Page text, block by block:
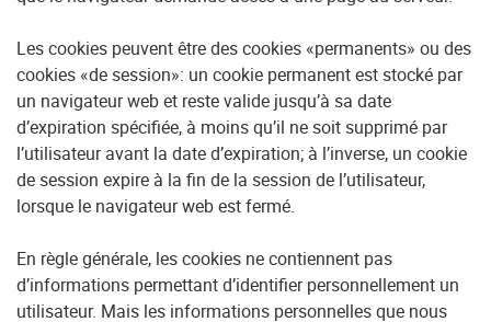
Les cookies peuvent être des cookies «permanents» ou des
cookies «de session»: un cookie permanent est stocké par
un navigateur web et reste valide jusqu’à sa date
d’expiration spécifiée, à moins qu’il ne soit supprimé par
l’utilisateur avant la date d’expiration; à l’inverse, un cookie
de session expire à la fin de la session de l’utilisateur,
lorsque le navigateur web est fermé.
En règle générale, les cookies ne contiennent pas
d’informations permettant d’identifier personnellement un
utilisateur. Mais les informations personnelles que nous